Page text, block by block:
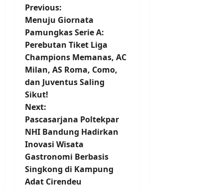
P
o
s
t
n
a
v
i
g
Previous:
Menuju Giornata
Pamungkas Serie A:
Perebutan Tiket Liga
Champions Memanas, AC
Milan, AS Roma, Como,
dan Juventus Saling
Sikut!
Next:
Pascasarjana Poltekpar
NHI Bandung Hadirkan
Inovasi Wisata
Gastronomi Berbasis
Singkong di Kampung
Adat Cirendeu